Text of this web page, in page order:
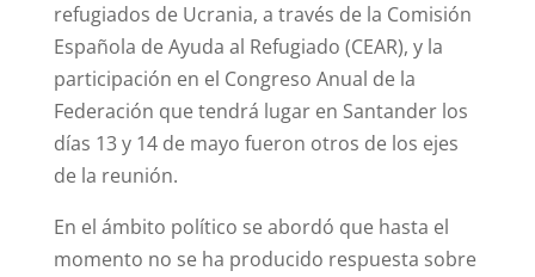
refugiados de Ucrania, a través de la Comisión
Española de Ayuda al Refugiado (CEAR), y la
participación en el Congreso Anual de la
Federación que tendrá lugar en Santander los
días 13 y 14 de mayo fueron otros de los ejes
de la reunión.
En el ámbito político se abordó que hasta el
momento no se ha producido respuesta sobre